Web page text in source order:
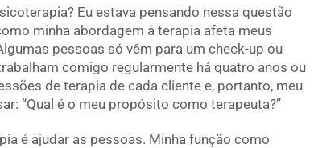
Eu estava pensando nessa questão
minha abordagem à terapia afeta meus
pessoas só vêm para um check-up ou
comigo regularmente há quatro anos ou
de terapia de cada cliente e, portanto, meu
“Qual é o meu propósito como terapeuta?”
é ajudar as pessoas. Minha função como